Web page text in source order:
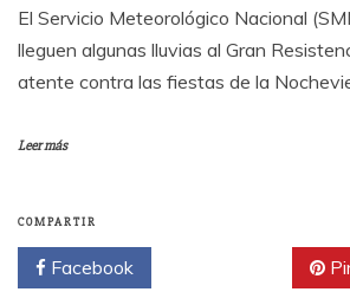
El Servicio Meteorológico Nacional
lleguen algunas lluvias al Gran
atente contra las fiestas de la
Leer más
COMPARTIR
Facebook